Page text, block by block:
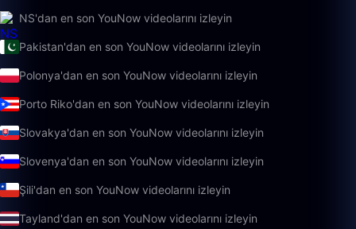
NS'dan en son YouNow videolarını izleyin
Pakistan'dan en son YouNow videolarını izleyin
Polonya'dan en son YouNow videolarını izleyin
Porto Riko'dan en son YouNow videolarını izleyin
Slovakya'dan en son YouNow videolarını izleyin
Slovenya'dan en son YouNow videolarını izleyin
Şili'dan en son YouNow videolarını izleyin
Tayland'dan en son YouNow videolarını izleyin